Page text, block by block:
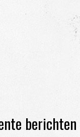
berichten